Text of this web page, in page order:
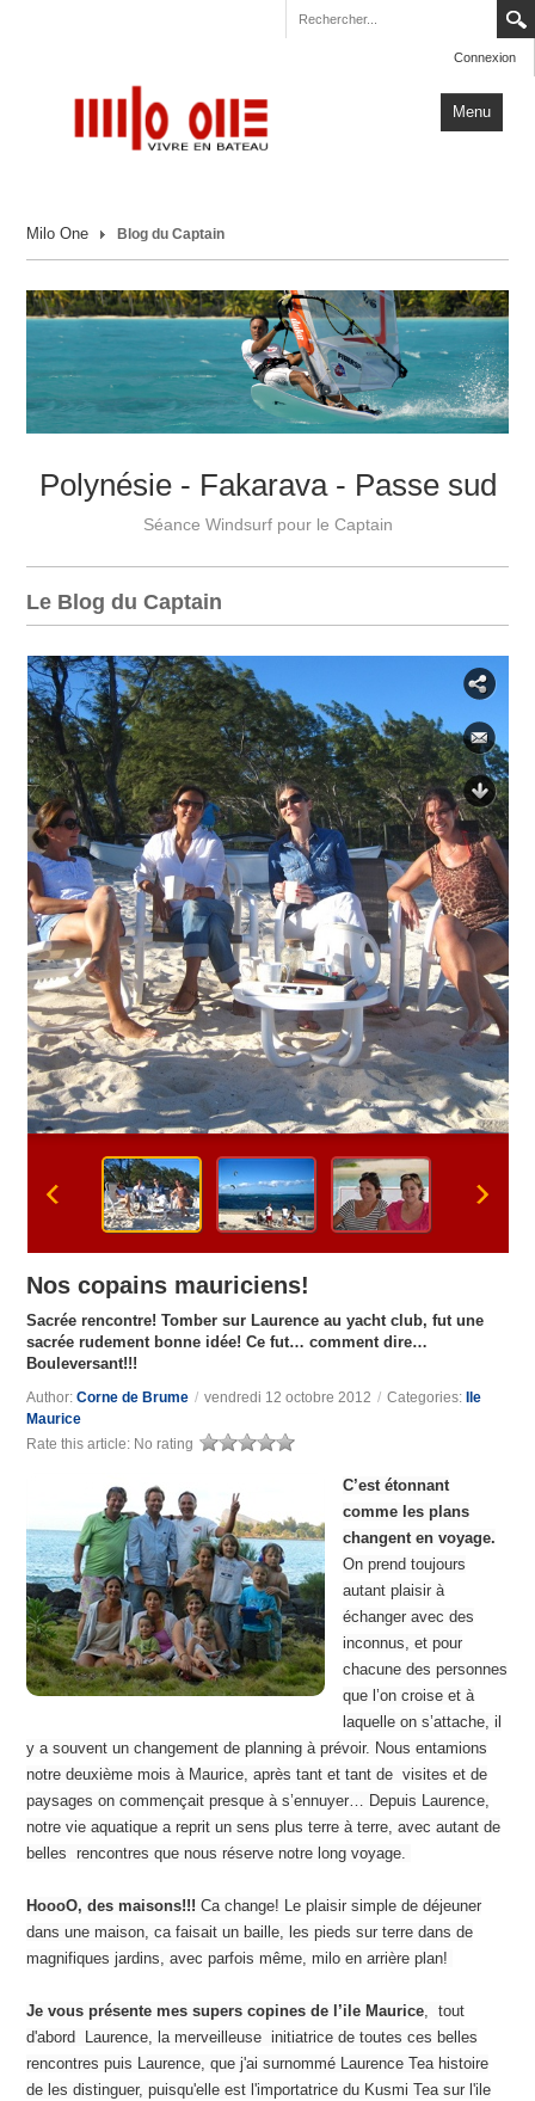
Connexion
Menu
Carnets de Voyage
Actualités
Plus
Milo One Blog du Captain
Polynésie - Fakarava - Passe sud
Séance Windsurf pour le Captain
Le Blog du Captain
Nos copains mauriciens!
Sacrée rencontre! Tomber sur Laurence au yacht club, fut une
sacrée rudement bonne idée! Ce fut… comment dire…
Bouleversant!!!
Author:Corne de Brume / vendredi 12 octobre 2012 / Categories:
Ile
Maurice
Rate this article: No rating
C’est étonnant
comme les plans
changent en voyage.
On prend toujours
autant plaisir à
échanger avec des
inconnus, et pour
chacune des personnes
que l’on croise et à
laquelle on s’attache, il
y a souvent un changement de planning à prévoir. Nous entamions
notre deuxième mois à Maurice, après tant et tant de visites et de
paysages on commençait presque à s’ennuyer… Depuis Laurence,
notre vie aquatique a reprit un sens plus terre à terre, avec autant de
belles rencontres que nous réserve notre long voyage.
HoooO, des maisons!!! Ca change! Le plaisir simple de déjeuner
dans une maison, ca faisait un baille, les pieds sur terre dans de
magnifiques jardins, avec parfois même, milo en arrière plan!
Je vous présente mes supers copines de l’ile Maurice, tout
d'abord Laurence, la merveilleuse initiatrice de toutes ces belles
rencontres puis Laurence, que j'ai surnommé Laurence Tea histoire
de les distinguer, puisqu'elle est l'importatrice du Kusmi Tea sur l'ile